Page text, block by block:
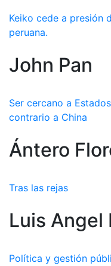
Keiko cede a presión
peruana.
John Pan
Ser cercano a
contrario a China
Ántero
Tras las rejas
Luis Angel
Política y gestión